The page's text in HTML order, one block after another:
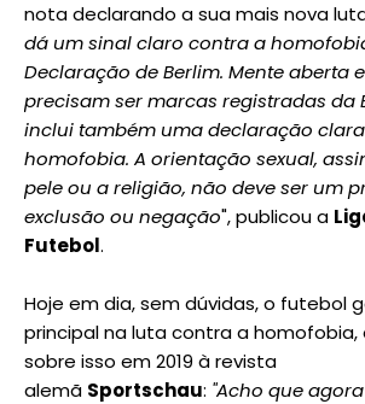
nota declarando a sua mais nova
dá um sinal claro contra a
Declaração de Berlim. Mente aberta
precisam ser marcas registradas da
inclui também uma declaração
homofobia. A orientação sexual,
pele ou a religião, não deve ser um
exclusão ou negação", publicou a
Futebol.
Hoje em dia, sem dúvidas, o futebol
principal na luta contra a homofobia,
sobre isso em 2019 à revista
alemã Sportschau: "Acho que